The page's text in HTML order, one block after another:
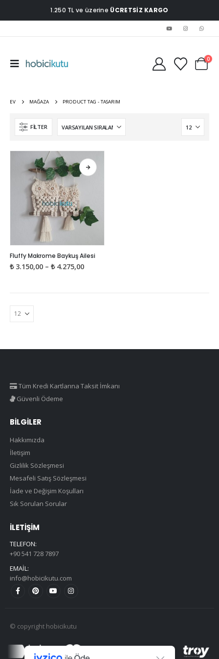
1.250 TL ve üzerine ÜCRETSİZ KARGO
0
EV MAĞAZA PRODUCT TAG - TASARIM
FILTER
ürünün
birden
varyasyonu
var.
Seçenekler
seçilebilir
Fluffy Makrome Baykuş Ailesi
₺3.150,00 – ₺4.275,00Fiyat
₺ 4.275,00
Tüm Kredi Kartlarına Taksit İmkanı
Güvenli Ödeme
BILGILER
Hakkımızda
İletişim
Gizlilik Sözleşmesi
Mesafeli Satış Sözleşmesi
İade ve Değişim Koşulları
Sık Sorulan Sorular
İLETIŞIM
TELEFON:
+90 541 728 7897
EMAIL:
info@hobicikutu.com
© copyright hobicikutu